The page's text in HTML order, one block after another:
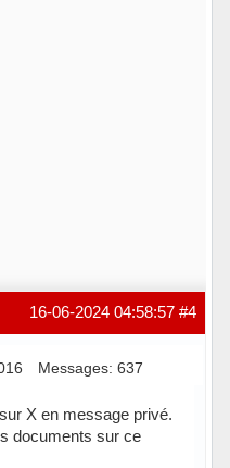
#4
16-06-2024 04:58:57
Messages: 637
X en message privé.
documents sur ce